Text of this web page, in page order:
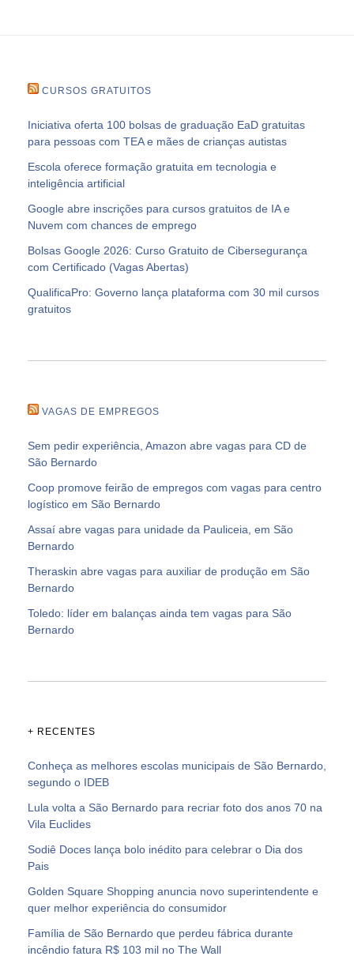
CURSOS GRATUITOS
Iniciativa oferta 100 bolsas de graduação EaD gratuitas
para pessoas com TEA e mães de crianças autistas
Escola oferece formação gratuita em tecnologia e
inteligência artificial
Google abre inscrições para cursos gratuitos de IA e
Nuvem com chances de emprego
Bolsas Google 2026: Curso Gratuito de Cibersegurança
com Certificado (Vagas Abertas)
QualificaPro: Governo lança plataforma com 30 mil cursos
gratuitos
VAGAS DE EMPREGOS
Sem pedir experiência, Amazon abre vagas para CD de
São Bernardo
Coop promove feirão de empregos com vagas para centro
logístico em São Bernardo
Assaí abre vagas para unidade da Pauliceia, em São
Bernardo
Theraskin abre vagas para auxiliar de produção em São
Bernardo
Toledo: líder em balanças ainda tem vagas para São
Bernardo
+ RECENTES
Conheça as melhores escolas municipais de São Bernardo,
segundo o IDEB
Lula volta a São Bernardo para recriar foto dos anos 70 na
Vila Euclides
Sodiê Doces lança bolo inédito para celebrar o Dia dos
Pais
Golden Square Shopping anuncia novo superintendente e
quer melhor experiência do consumidor
Família de São Bernardo que perdeu fábrica durante
incêndio fatura R$ 103 mil no The Wall